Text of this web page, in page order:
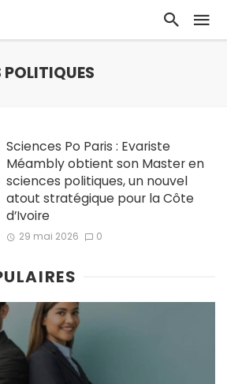
Sciences Po Paris : Evariste
Méambly obtient son Master en
sciences politiques, un nouvel
atout stratégique pour la Côte
d’Ivoire
29 mai 2026 0